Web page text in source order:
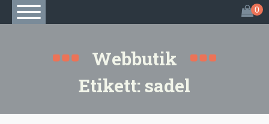
Webbutik
Etikett: sadel